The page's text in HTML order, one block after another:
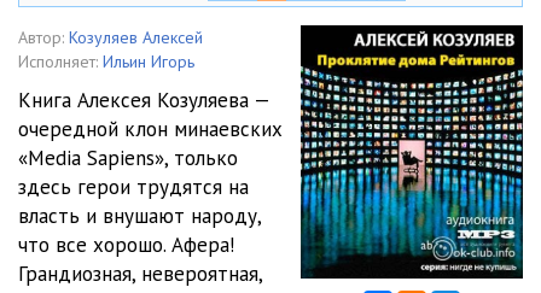
Proklyatie_006 04:02
04:15
Proklyatie_008 04:01
Proklyatie_009 04:01
Proklyatie_010 04:08
Proklyatie_011 04:07
Автор: Козуляев Алексей
Исполняет: Ильин Игорь
Книга Алексея Козуляева —
очередной клон минаевских
«Media Sapiens», только
здесь герои трудятся на
власть и внушают народу,
что все хорошо. Афера!
Грандиозная, невероятная,